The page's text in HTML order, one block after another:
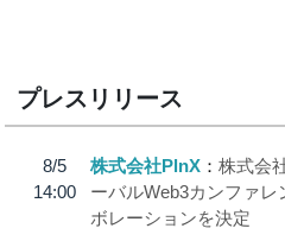
プレスリリース
8/5
14:00
株式会社PlnX
株式会
ーバルWeb3カンファレ
ボレーションを決定